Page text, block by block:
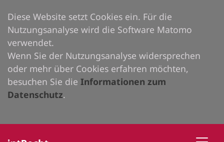
Diese Website setzt Cookies ein. Für die
Nutzungsanalyse wird die Software Matomo
verwendet.
Wenn Sie der Nutzungsanalyse widersprechen
oder mehr über Cookies erfahren möchten,
besuchen Sie die Informationen zum
Datenschutz.